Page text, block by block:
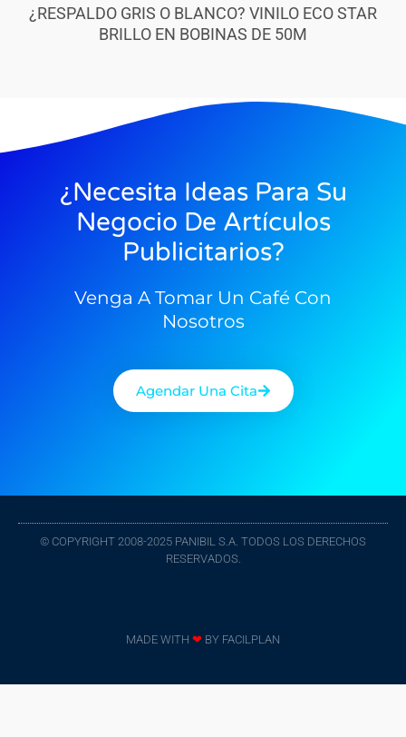
¿RESPALDO GRIS O BLANCO? VINILO ECO STAR
BRILLO EN BOBINAS DE 50M
¿Necesita Ideas Para Su
Negocio De Artículos
Publicitarios?
Venga A Tomar Un Café Con
Nosotros
Agendar Una Cita
© COPYRIGHT 2008-2025 PANIBIL S.A. TODOS LOS DERECHOS
RESERVADOS.
MADE WITH ❤ BY FACILPLAN